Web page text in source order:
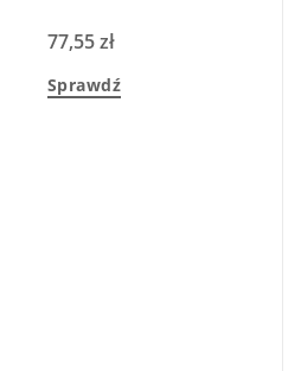
77,55zł
Sprawdź